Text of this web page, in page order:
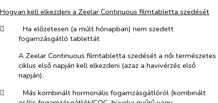
Hogyan kell elkezdeni a Zeelar Continuous filmtabletta szedését
​
Ha előzetesen (a múlt hónapban) nem szedett
fogamzásgátló tablettát
A Zeelar Continuous filmtabletta szedését a női természetes
ciklus első napján kell elkezdeni (azaz a havivérzés első
napján).
​
Más kombinált hormonális fogamzásgátlóról (kombinált